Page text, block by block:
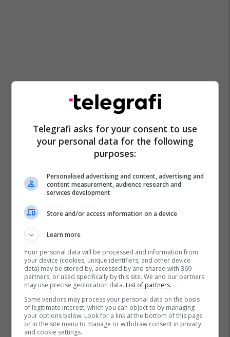
Telegrafi asks for your consent to use
your personal data for the following
purposes:
Personalised advertising and content, advertising and
content measurement, audience research and
services development
Store and/or access information on a device
Learn more
Your personal data will be processed and information from
your device (cookies, unique identifiers, and other device
data) may be stored by, accessed by and shared with 369
partners, or used specifically by this site. We and our partners
may use precise geolocation data. List of partners.
Some vendors may process your personal data on the basis
of legitimate interest, which you can object to by managing
your options below. Look for a link at the bottom of this page
or in the site menu to manage or withdraw consent in privacy
and cookie settings.